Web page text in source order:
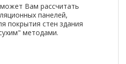
Вам рассчитать
панелей,
покрытия стен здания
методами.